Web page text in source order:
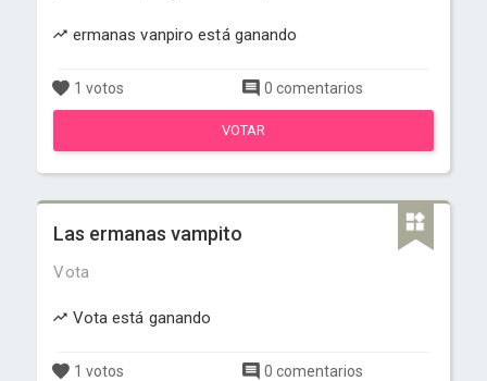
ermanas vanpiro está ganando
1 votos 0 comentarios
VOTAR
Las ermanas vampito
Vota
Vota está ganando
1 votos 0 comentarios